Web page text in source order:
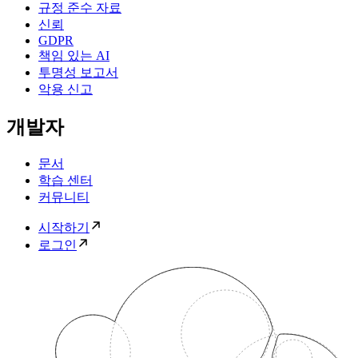
규정 준수 자료
신뢰
GDPR
책임 있는 AI
투명성 보고서
악용 신고
개발자
문서
학습 센터
커뮤니티
시작하기
로그인